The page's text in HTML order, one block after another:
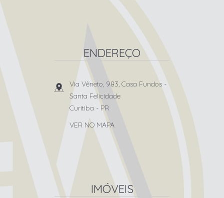
ENDEREÇO
Via Vêneto, 983, Casa Fundos -
Santa Felicidade
Curitiba - PR
VER NO MAPA
IMÓVEIS